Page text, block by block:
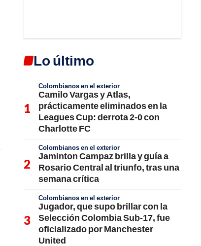
Lo último
Colombianos en el exterior
Camilo Vargas y Atlas,
prácticamente eliminados en la
Leagues Cup: derrota 2-0 con
Charlotte FC
Colombianos en el exterior
Jaminton Campaz brilla y guía a
Rosario Central al triunfo, tras una
semana crítica
Colombianos en el exterior
Jugador, que supo brillar con la
Selección Colombia Sub-17, fue
oficializado por Manchester
United